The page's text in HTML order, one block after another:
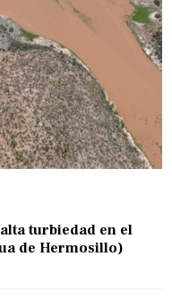
turbiedad en el
de Hermosillo)